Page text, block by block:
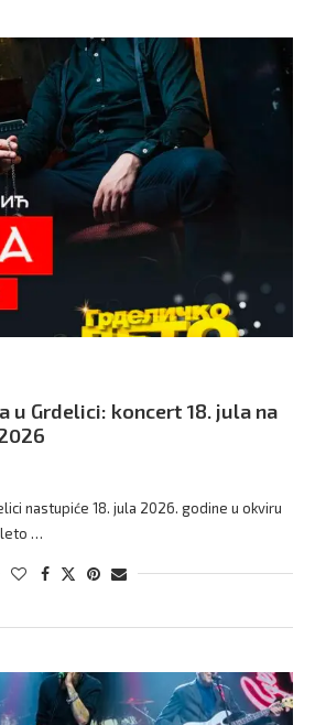
u Grdelici: koncert 18. jula na
nastupiće 18. jula 2026. godine u okviru
leto …